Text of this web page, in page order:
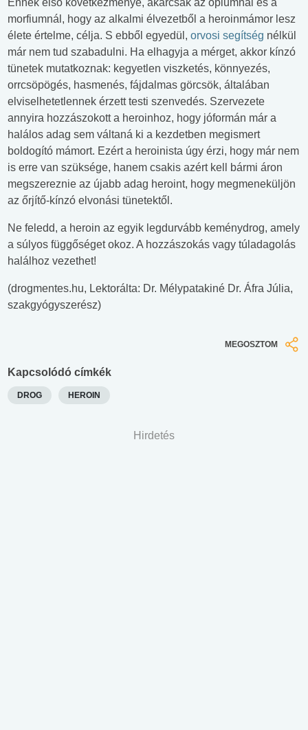
Ennek első következménye, akárcsak az ópiumnál és a
morfiumnál, hogy az alkalmi élvezetből a heroinmámor lesz
élete értelme, célja. S ebből egyedül, orvosi segítség nélkül
már nem tud szabadulni. Ha elhagyja a mérget, akkor kínzó
tünetek mutatkoznak: kegyetlen viszketés, könnyezés,
orrcsöpögés, hasmenés, fájdalmas görcsök, általában
elviselhetetlennek érzett testi szenvedés. Szervezete
annyira hozzászokott a heroinhoz, hogy jóformán már a
halálos adag sem váltaná ki a kezdetben megismert
boldogító mámort. Ezért a heroinista úgy érzi, hogy már nem
is erre van szüksége, hanem csakis azért kell bármi áron
megszereznie az újabb adag heroint, hogy megmeneküljön
az őrjítő-kínzó elvonási tünetektől.
Ne feledd, a heroin az egyik legdurvább keménydrog, amely
a súlyos függőséget okoz. A hozzászokás vagy túladagolás
halálhoz vezethet!
(drogmentes.hu, Lektorálta: Dr. Mélypatakiné Dr. Áfra Júlia,
szakgyógyszerész)
MEGOSZTOM
Kapcsolódó címkék
DROG HEROIN
Hirdetés